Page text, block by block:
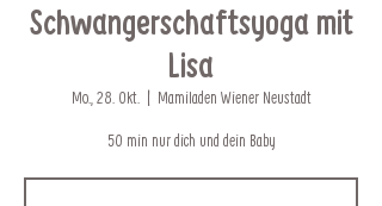
Schwangerschaftsyoga mit
Lisa
Mo., 28. Okt.
  |
Mamiladen Wiener Neustadt
50 min nur dich und dein Baby